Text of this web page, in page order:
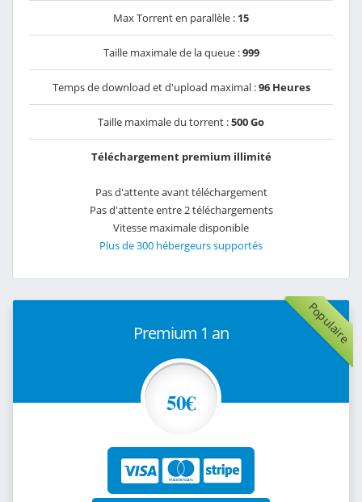
Max Torrent en parallèle : 15
Taille maximale de la queue :999
Temps de download et d'upload maximal :96 Heures
Taille maximale du torrent :500 Go
Téléchargement premium illimité
Pas d'attente avant téléchargement
Pas d'attente entre 2 téléchargements
Vitesse maximale disponible
Plus de 300 hébergeurs supportés
Populaire
Premium 1 an
50€